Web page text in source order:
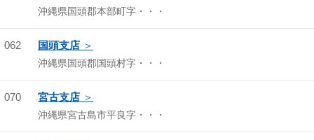
沖縄県国頭郡本部町字・・・
062 国頭支店
沖縄県国頭郡国頭村字・・・
070 宮古支店
沖縄県宮古島市平良字・・・